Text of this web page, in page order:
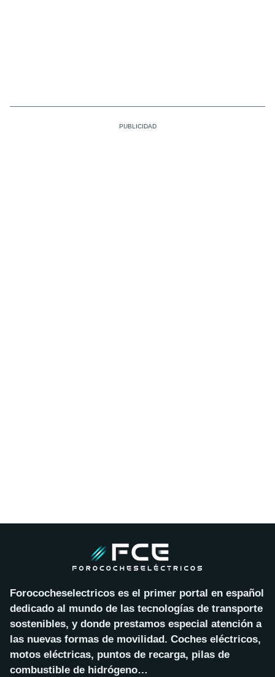
Forococheselectricos es el primer portal en español
dedicado al mundo de las tecnologías de transporte
sostenibles, y donde prestamos especial atención a
las nuevas formas de movilidad. Coches eléctricos,
motos eléctricas, puntos de recarga, pilas de
combustible de hidrógeno…